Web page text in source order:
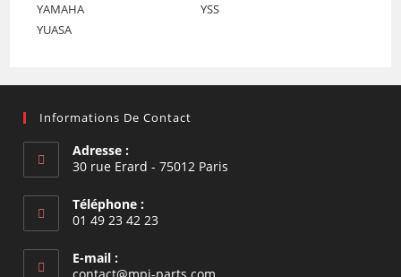
YAMAHA
YSS
YUASA
Informations De Contact
Adresse :
30 rue Erard - 75012 Paris
Téléphone :
01 49 23 42 23
E-mail :